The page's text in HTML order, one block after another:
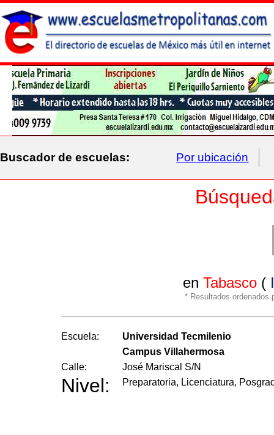
Buscador de escuelas: Por ubicación
enTabasco (
* Resultados ordenados
Escuela:
Universidad Tecmilenio
Campus Villahermosa
Calle:
José Mariscal S/N
Nivel: Preparatoria, Licenciatura,